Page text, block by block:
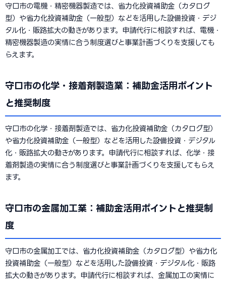
守口市の電機・精密機器製造では、省力化投資補助金（カタログ
型）や省力化投資補助金（一般型）などを活用した設備投資・デジ
タル化・販路拡大の動きがあります。申請代行に相談すれば、電機・
精密機器製造の実情に合う制度選びと事業計画づくりを支援しても
らえます。
守口市の化学・接着剤製造業：補助金活用ポイント
と推奨制度
守口市の化学・接着剤製造では、省力化投資補助金（カタログ型）
や省力化投資補助金（一般型）などを活用した設備投資・デジタル
化・販路拡大の動きがあります。申請代行に相談すれば、化学・接
着剤製造の実情に合う制度選びと事業計画づくりを支援してもらえ
ます。
守口市の金属加工業：補助金活用ポイントと推奨制
度
守口市の金属加工では、省力化投資補助金（カタログ型）や省力化
投資補助金（一般型）などを活用した設備投資・デジタル化・販路
拡大の動きがあります。申請代行に相談すれば、金属加工の実情に